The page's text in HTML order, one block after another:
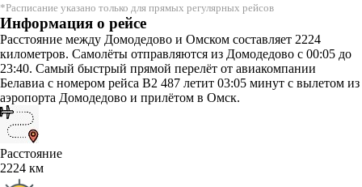
*Расписание указано только для прямых регулярных рейсов
Информация о рейсе
Расстояние между Домодедово и Омском составляет 2224
километров. Самолёты отправляются из Домодедово с 00:05 до
23:40. Самый быстрый прямой перелёт от авиакомпании
Белавиа с номером рейса B2 487 летит 03:05 минут с вылетом из
аэропорта Домодедово и прилётом в Омск.
Расстояние
2224 км